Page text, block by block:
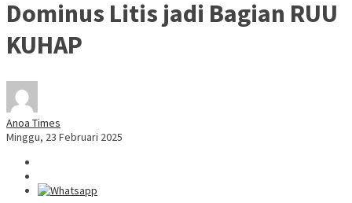
Dominus Litis jadi Bagian RUU
KUHAP
Anoa Times
Minggu, 23 Februari 2025